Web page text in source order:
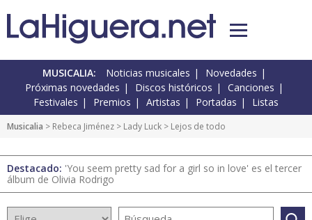
MUSICALIA: Noticias musicales
Novedades
Próximas novedades
Discos históricos
Canciones
Festivales
Premios Artistas Portadas Listas
Musicalia > Rebeca Jiménez > Lady Luck > Lejos de todo
Destacado: 'You seem pretty sad for a girl so in love' es el tercer
álbum de Olivia Rodrigo